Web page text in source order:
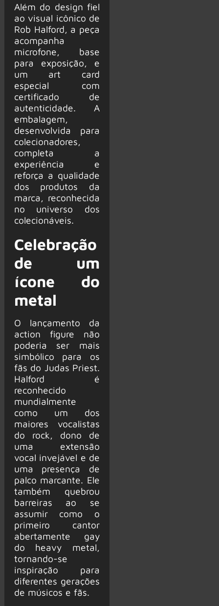
Além do design fiel
ao visual icônico de
Rob Halford, a peça
acompanha
microfone, base
para exposição, e
um art card
especial com
certificado de
autenticidade. A
embalagem,
desenvolvida para
colecionadores,
completa a
experiência e
reforça a qualidade
dos produtos da
marca, reconhecida
no universo dos
colecionáveis.
Celebração
de um
ícone do
metal
O lançamento da
action figure não
poderia ser mais
simbólico para os
fãs do Judas Priest.
Halford é
reconhecido
mundialmente
como um dos
maiores vocalistas
do rock, dono de
uma extensão
vocal invejável e de
uma presença de
palco marcante. Ele
também quebrou
barreiras ao se
assumir como o
primeiro cantor
abertamente gay
do heavy metal,
tornando-se
inspiração para
diferentes gerações
de músicos e fãs.